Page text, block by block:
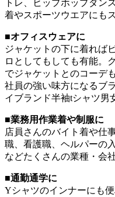
トレ、ヒップホップダン
着やスポーツウエアにも
■オフィスウェアに
ジャケットの下に着れば
ロとしてもしても有能。
でジャケットとのコーデ
社員の強い味方になるブ
イブランド半袖tシャツ男
■業務用作業着や制服に
店員さんのバイト着や仕
職、看護職、ヘルパーの
などたくさんの業種・会
■通勤通学に
Yシャツのインナーにも